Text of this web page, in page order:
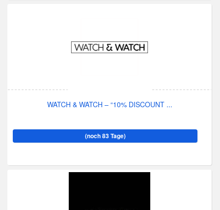
WATCH & WATCH – “10% DISCOUNT ...
(noch 83 Tage)